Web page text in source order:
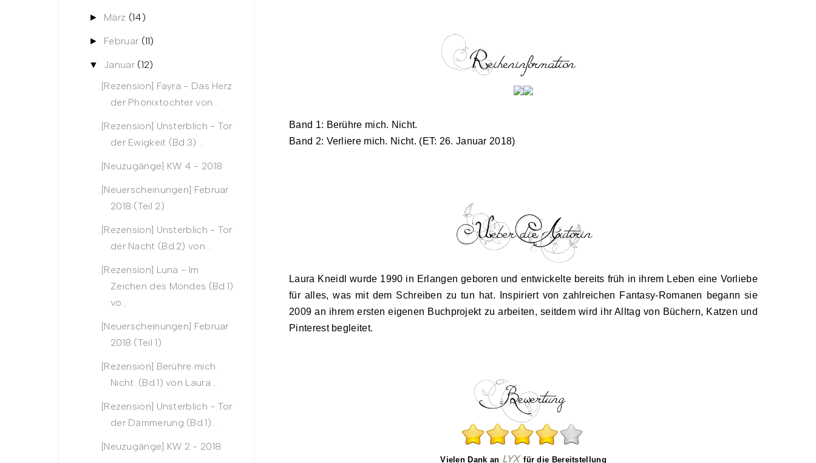
Band 1: Berühre mich. Nicht.
Band 2: Verliere mich. Nicht. (ET: 26. Januar 2018)
Laura Kneidl wurde 1990 in Erlangen geboren und entwickelte bereits früh in ihrem Leben eine Vorliebe
für alles, was mit dem Schreiben zu tun hat. Inspiriert von zahlreichen Fantasy-Romanen begann sie
2009 an ihrem ersten eigenen Buchprojekt zu arbeiten, seitdem wird ihr Alltag von Büchern, Katzen und
Pinterest begleitet.
Vielen Dank an LYX für die Bereitstellung
► März (14)
► Februar (11)
▼ Januar (12)
[Rezension] Fayra - Das Herz
der Phönixtochter von...
[Rezension] Unsterblich - Tor
der Ewigkeit (Bd.3) ...
[Neuzugänge] KW 4 - 2018
[Neuerscheinungen] Februar
2018 (Teil 2)
[Rezension] Unsterblich - Tor
der Nacht (Bd.2) von...
[Rezension] Luna - Im
Zeichen des Mondes (Bd.1)
vo...
[Neuerscheinungen] Februar
2018 (Teil 1)
[Rezension] Berühre mich.
Nicht. (Bd.1) von Laura ...
[Rezension] Unsterblich - Tor
der Dämmerung (Bd.1)...
[Neuzugänge] KW 2 - 2018